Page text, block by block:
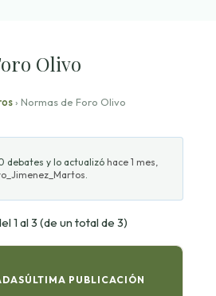
Olivo
› Normas de Foro Olivo
debates y lo actualizó hace 1 mes,
1 al 3 (de un total de 3)
ÚLTIMA PUBLICACIÓN